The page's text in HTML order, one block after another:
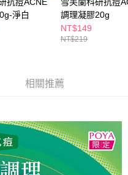
support/home
AFTEE先享後付」服務完成之交
或監護人之同意方可使用
別帳號之用戶狀況，依本公司即
足之情形，本公司將視審查結果
註冊。若發現惡意使用之情形，
使用額度並採取法律行動。
)
費
淨白
調理凝膠20g
NT$149
NT$219
相關推薦